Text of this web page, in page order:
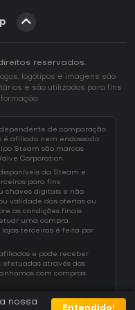
reservados.
logótipos e imagens são
e são utilizados para fins
de comparação
é afiliado nem endossado
Steam são marcas
Corporation.
da Steam e
para fins
chaves digitais e não
validade das ofertas ou
as condições finais
uma compra.
terceiras é feita por
e pode receber
efetuadas através dos
com compras
nossa
Entendido!